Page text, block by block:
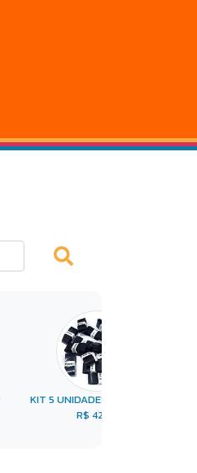
KIT 5 UNIDADES Overgrip ...
R$ 42,95